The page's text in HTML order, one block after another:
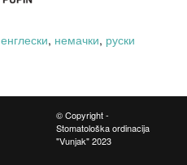
енглески немачки руски
© Copyright -
Stomatološka ordinacija
"Vunjak" 2023